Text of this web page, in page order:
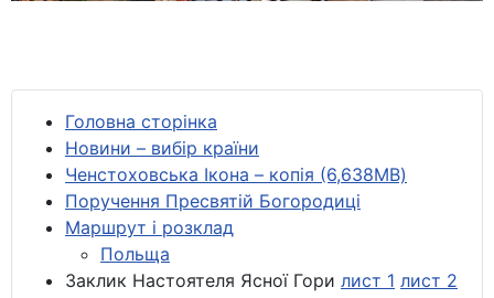
Головна сторінка
Новини – вибір країни
Ченстоховська Ікона – копія (6,638MB)
Поручення Пресвятій Богородиці
Маршрут і розклад
Польща
Заклик Настоятеля Ясної Гори лист 1 лист 2